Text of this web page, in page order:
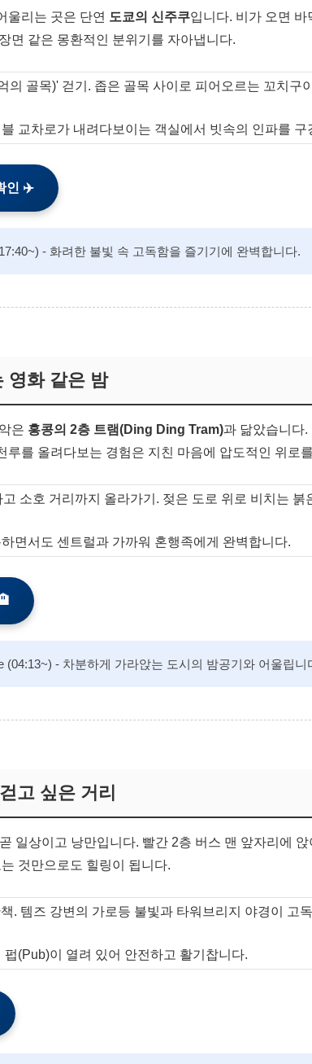
울리는 곳은 단연 도쿄의 신주쿠입니다. 비가 오면 바
면 같은 몽환적인 분위기를 자아냅니다.
의 골목)' 걷기. 좁은 골목 사이로 피어오르는 꼬치구
교차로가 내려다보이는 객실에서 빗속의 인파를 구
인 ✈️
- 화려한 불빛 속 고독함을 즐기기에 완벽합니다.
영화 같은 밤
은 홍콩의 2층 트램(Ding Ding Tram)과 닮았습니다.
루를 올려다보는 경험은 지친 마음에 압도적인 위로
소호 거리까지 올라가기. 젖은 도로 위로 비치는 붉
면서도 센트럴과 가까워 혼행족에게 완벽합니다.
(04:13~) - 차분하게 가라앉는 도시의 밤공기와 어울립니
고 싶은 거리
일상이고 낭만입니다. 빨간 2층 버스 맨 앞자리에
것만으로도 힐링이 됩니다.
. 템즈 강변의 가로등 불빛과 타워브리지 야경이 고
(Pub)이 열려 있어 안전하고 활기찹니다.